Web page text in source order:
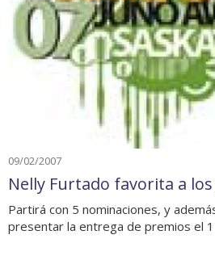
09/02/2007
Nelly Furtado favorita a
Partirá con 5 nominaciones, y
presentar la entrega de premios el